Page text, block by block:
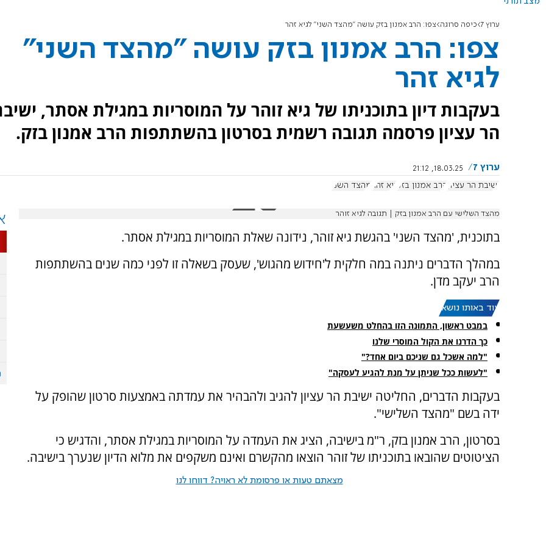
ערוץ 7 כיפה סרוגה צפו: הרב אמנון בזק עושה "מהצד השני" לגיא זהר
צפו: הרב אמנון בזק עושה "מהצד השני"
לגיא זהר
בעקבות דיון בתוכניתו של גיא זוהר על המוסריות במגילת אסתר,
הר עציון פרסמה תגובה רשמית בסרטון בהשתתפות הרב אמנון בזק.
ערוץ 7
18.03.25, 21:12
ישיבת הר עציון
הרב אמנון בזק גיא זהר מהצד השני
מהצד השלישי עם הרב אמנון בזק | תגובה לגיא זוהר
בתוכנית, 'מהצד השני' בהגשת גיא זוהר, נידונה שאלת המוסריות במגילת אסתר.
במהלך הדברים ניתנה במה חלקית ל'חידוש מהגוש', שעסק בשאלה זו לפני כמה שנים בהשתתפות
הרב יעקב מדן.
עוד באותו נושא:
במבט ראשון, התמונה הזו בהחלט משעשעת
כך הדרנו את הקול המוסרי שלנו
"למה אשכל גם שניכם ביום אחד?"
"לעשות ככל שניתן על מנת להגיע לעסקה"
בעקבות הדברים, החליטה ישיבת הר עציון להגיב ולהבהיר את עמדתה באמצעות סרטון שהופק על
ידה בשם "מהצד השלישי".
בסרטון, הרב אמנון בזק, ר"מ בישיבה, הציג את העמדה על המוסריות במגילת אסתר, והדגיש כי
הציטוטים שהובאו בתוכניתו של זוהר הוצאו מהקשרם ואינם משקפים את מלוא הדיון שנערך בישיבה.
מצאתם טעות או פרסומת לא ראויה? דווחו לנו